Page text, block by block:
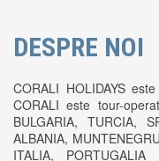
DESPRE NOI
CORALI HOLIDAYS
CORALI este tour-
BULGARIA, TURCIA,
ALBANIA,
ITALIA,